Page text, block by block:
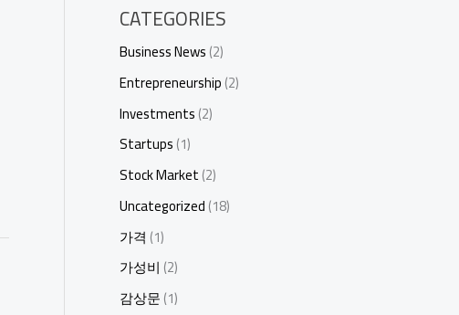
CATEGORIES
Business News(2)
Entrepreneurship(2)
Investments(2)
Startups(1)
Stock Market(2)
Uncategorized(18)
가격 (1)
가성비 (2)
감상문(1)